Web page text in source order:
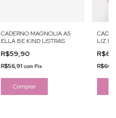
CADERNO MAGNOLIA A5
ELLA BE KIND LISTRAS
R$59,90
R$56,91com Pix
LIZ